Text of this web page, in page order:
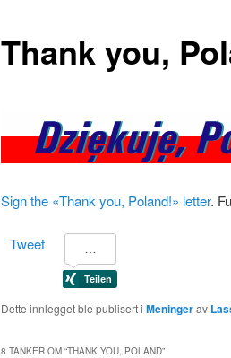
Thank you,
Sign the «Thank you, Poland!» letter.
Tweet
Dette innlegget ble publisert i Meningerav
8 TANKER OM “THANK YOU, POLAND”